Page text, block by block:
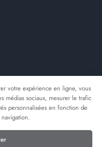
votre expérience en ligne, vous
médias sociaux, mesurer le trafic
personnalisées en fonction de